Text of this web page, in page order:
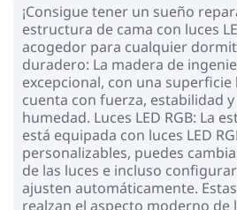
¡Consigue tener un sueño
estructura de cama con luces
acogedor para cualquier
duradero: La madera de
excepcional, con una superficie
cuenta con fuerza, estabilidad
humedad. Luces LED RGB: La
está equipada con luces LED
personalizables, puedes
de las luces e incluso
ajusten automáticamente.
realzan el aspecto moderno de